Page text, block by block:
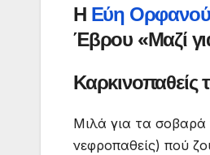
Η Εύη Ορφανού
Έβρου «Μαζί
Μιλά για τα σοβαρά
νεφροπαθείς) πού